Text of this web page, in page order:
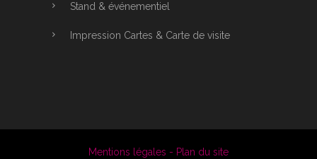
Stand & événementiel
Impression Cartes & Carte de visite
Mentions légales - Plan du site